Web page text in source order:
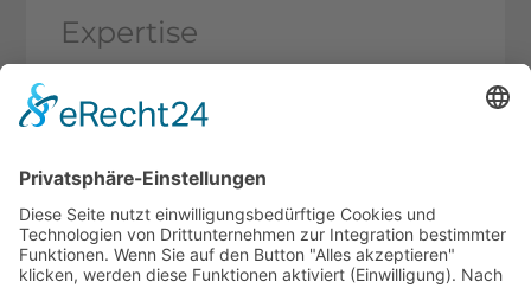
Expertise
Video